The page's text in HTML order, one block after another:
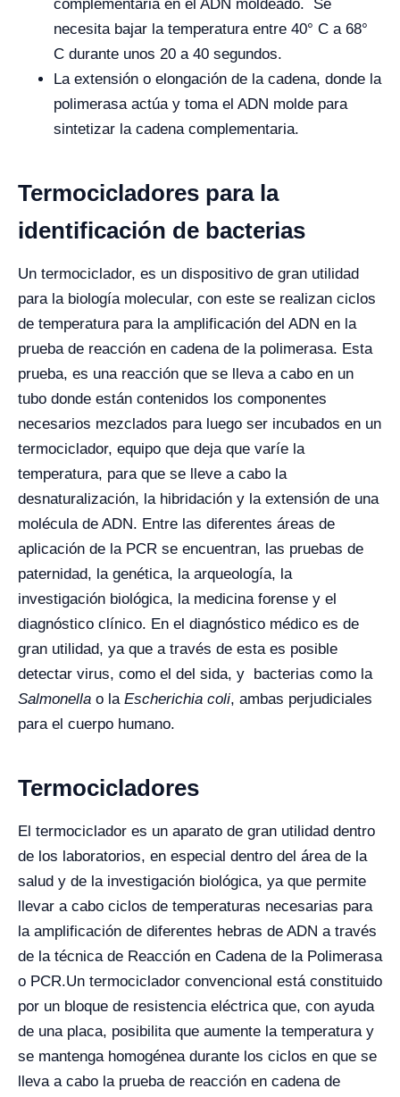
complementaria en el ADN moldeado. Se
necesita bajar la temperatura entre 40° C a 68°
C durante unos 20 a 40 segundos.
La extensión o elongación de la cadena, donde la
polimerasa actúa y toma el ADN molde para
sintetizar la cadena complementaria.
Termocicladores para la
identificación de bacterias
Un termociclador, es un dispositivo de gran utilidad
para la biología molecular, con este se realizan ciclos
de temperatura para la amplificación del ADN en la
prueba de reacción en cadena de la polimerasa. Esta
prueba, es una reacción que se lleva a cabo en un
tubo donde están contenidos los componentes
necesarios mezclados para luego ser incubados en un
termociclador, equipo que deja que varíe la
temperatura, para que se lleve a cabo la
desnaturalización, la hibridación y la extensión de una
molécula de ADN. Entre las diferentes áreas de
aplicación de la PCR se encuentran, las pruebas de
paternidad, la genética, la arqueología, la
investigación biológica, la medicina forense y el
diagnóstico clínico. En el diagnóstico médico es de
gran utilidad, ya que a través de esta es posible
detectar virus, como el del sida, y bacterias como la
Salmonella o la Escherichia coli, ambas perjudiciales
para el cuerpo humano.
Termocicladores
El termociclador es un aparato de gran utilidad dentro
de los laboratorios, en especial dentro del área de la
salud y de la investigación biológica, ya que permite
llevar a cabo ciclos de temperaturas necesarias para
la amplificación de diferentes hebras de ADN a través
de la técnica de Reacción en Cadena de la Polimerasa
o PCR.Un termociclador convencional está constituido
por un bloque de resistencia eléctrica que, con ayuda
de una placa, posibilita que aumente la temperatura y
se mantenga homogénea durante los ciclos en que se
lleva a cabo la prueba de reacción en cadena de